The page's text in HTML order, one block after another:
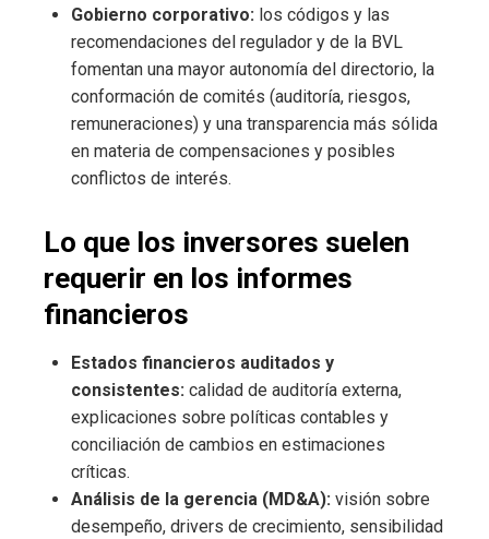
Gobierno corporativo: los códigos y las
recomendaciones del regulador y de la BVL
fomentan una mayor autonomía del directorio, la
conformación de comités (auditoría, riesgos,
remuneraciones) y una transparencia más sólida
en materia de compensaciones y posibles
conflictos de interés.
Lo que los inversores suelen
requerir en los informes
financieros
Estados financieros auditados y
consistentes: calidad de auditoría externa,
explicaciones sobre políticas contables y
conciliación de cambios en estimaciones
críticas.
Análisis de la gerencia (MD&A): visión sobre
desempeño, drivers de crecimiento, sensibilidad